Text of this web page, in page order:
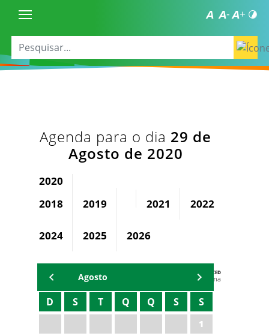
Agenda para o dia 29 de
Agosto de 2020
2020
2018
2019 2021 2022
2024 2025 2026
AGENDA DA CODED/CED
Vagna Lima
Agosto
D S T Q Q S S
1